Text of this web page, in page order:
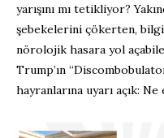
yarışını mı tetikliyor?
şebekelerini çökerten,
nörolojik hasara yol
Trump’ın
hayranlarına uyarı açık: